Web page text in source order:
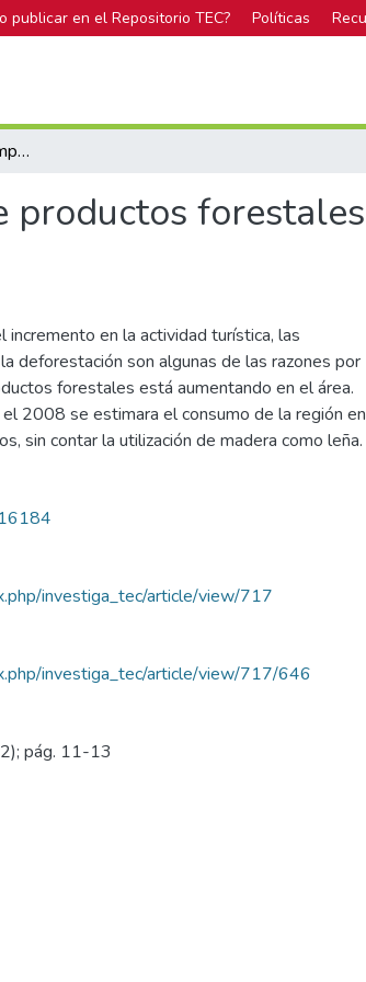
publicar en el Repositorio TEC? Políticas
Perfil de mercado para importación de productos forestales en América Central
incremento en la actividad turística, las
deforestación son algunas de las razones por
forestales está aumentando en el área.
2008 se estimara el consumo de la región en
sin contar la utilización de madera como leña.
investiga_tec/article/view/717
investiga_tec/article/view/717/646
pág. 11-13